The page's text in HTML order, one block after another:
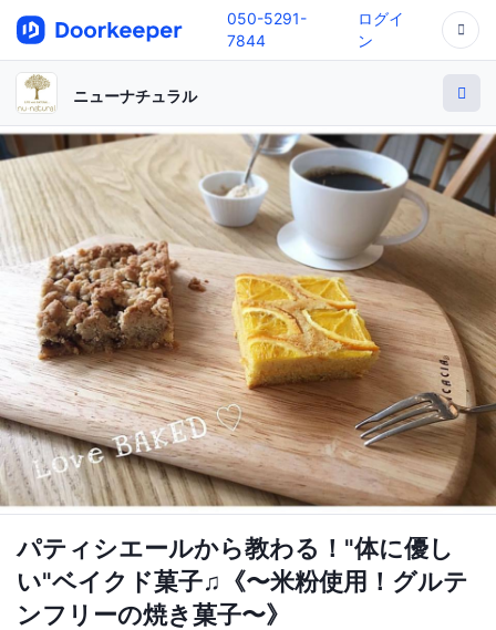
050-5291-
7844
ログイ
ン
ニューナチュラル
パティシエールから教わる！"体に優し
い"ベイクド菓子♫《〜米粉使用！グルテ
ンフリーの焼き菓子〜》